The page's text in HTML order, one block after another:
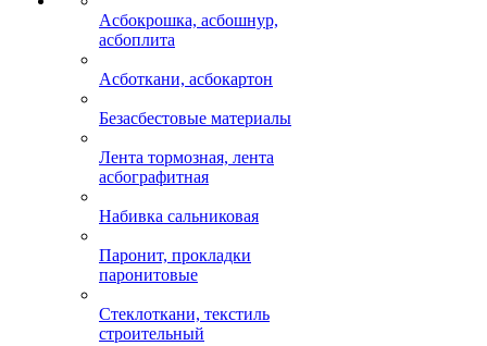
Асбокрошка, асбошнур,
асбоплита
Асботкани, асбокартон
Безасбестовые материалы
Лента тормозная, лента
асбографитная
Набивка сальниковая
Паронит, прокладки
паронитовые
Стеклоткани, текстиль
строительный